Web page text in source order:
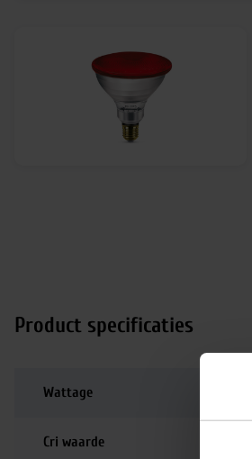
Product specificaties
Wattage
Cri waarde